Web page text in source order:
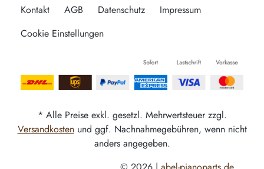
Kontakt AGB Datenschutz
Impressum
Cookie Einstellungen
* Alle Preise exkl. gesetzl. Mehrwertsteuer zzgl.
Versandkostenund ggf. Nachnahmegebühren, wenn nicht
anders angegeben.